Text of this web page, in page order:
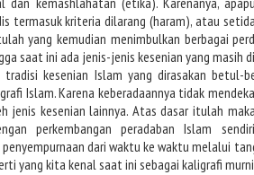
termasuk kriteria dilarang (haram), atau
yang kemudian menimbulkan berbagai
saat ini ada jenis-jenis kesenian yang masih
tradisi kesenian Islam yang dirasakan
Islam. Karena keberadaannya tidak
jenis kesenian lainnya. Atas dasar itulah
perkembangan peradaban Islam
dari waktu ke waktu melalui
yang kita kenal saat ini sebagai kaligrafi